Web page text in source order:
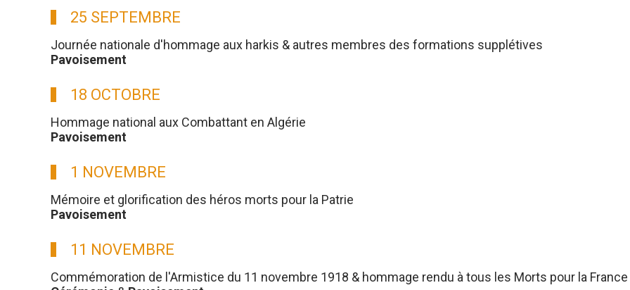
25 SEPTEMBRE
Journée nationale d'hommage aux harkis & autres membres des formations supplétives
Pavoisement
18 OCTOBRE
Hommage national aux Combattant en Algérie
Pavoisement
1 NOVEMBRE
Mémoire et glorification des héros morts pour la Patrie
Pavoisement
11 NOVEMBRE
Commémoration de l'Armistice du 11 novembre 1918 & hommage rendu à tous les Morts pour la France